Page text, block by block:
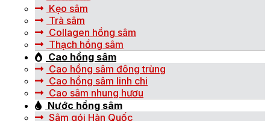
Kẹo sâm
Trà sâm
Collagen hồng sâm
Thạch hồng sâm
Cao hồng sâm
Cao hồng sâm đông trùng
Cao hồng sâm linh chi
Cao sâm nhung hươu
Nước hồng sâm
Sâm gói Hàn Quốc